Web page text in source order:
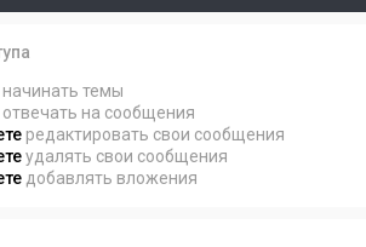
темы
на сообщения
редактировать свои сообщения
удалять свои сообщения
добавлять вложения